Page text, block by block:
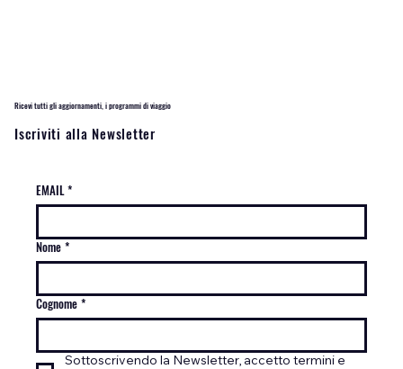
Ricevi tutti gli aggiornamenti, i programmi di viaggio
Iscriviti alla Newsletter
EMAIL *
Nome *
Cognome *
Sottoscrivendo la Newsletter, accetto termini e